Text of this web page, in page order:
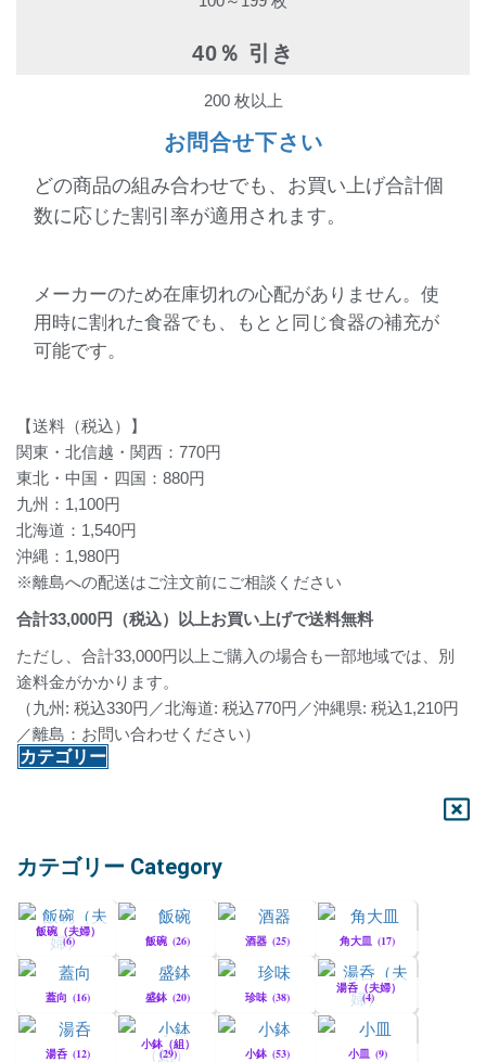
40％ 引き
200 枚以上
お問合せ下さい
どの商品の組み合わせでも、お買い上げ合計個
数に応じた割引率が適用されます。
メーカーのため在庫切れの心配がありません。使
用時に割れた食器でも、もとと同じ食器の補充が
可能です。
【送料（税込）】
関東・北信越・関西：770円
東北・中国・四国：880円
九州：1,100円
北海道：1,540円
沖縄：1,980円
※離島への配送はご注文前にご相談ください
合計33,000円（税込）以上お買い上げで送料無料
ただし、合計33,000円以上ご購入の場合も一部地域では、別
途料金がかかります。
（九州: 税込330円／北海道: 税込770円／沖縄県: 税込1,210円
／離島：お問い合わせください）
カテゴリー
カテゴリー Category
飯碗（夫婦）
(6) 飯碗 (26) 酒器 (25) 角大皿 (17)
蓋向 (16) 盛鉢 (20) 珍味 (38)
湯呑（夫婦）
(4)
湯呑 (12)
小鉢（組）
(29) 小鉢 (53) 小皿 (9)